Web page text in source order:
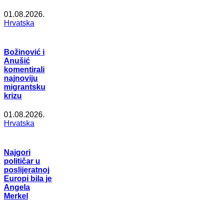
01.08.2026.
Hrvatska
Božinović i
Anušić
komentirali
najnoviju
migrantsku
krizu
01.08.2026.
Hrvatska
Najgori
političar u
poslijeratnoj
Europi bila je
Angela
Merkel